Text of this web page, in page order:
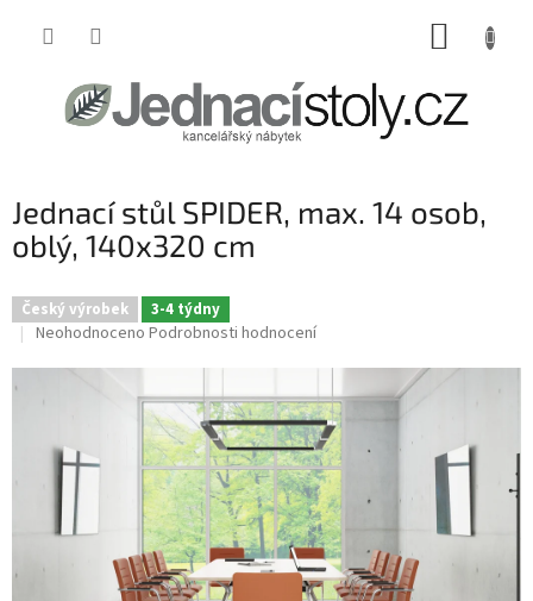
Jednací stůl SPIDER, max. 14 osob,
oblý, 140x320 cm
Český výrobek 3-4 týdny
Průměrné
hvězdiček.
Neohodnoceno Podrobnosti hodnocení